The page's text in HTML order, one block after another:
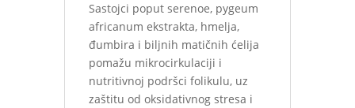
Sastojci poput serenoe, pygeum
africanum ekstrakta, hmelja,
đumbira i biljnih matičnih ćelija
pomažu mikrocirkulaciji i
nutritivnoj podršci folikulu, uz
zaštitu od oksidativnog stresa i